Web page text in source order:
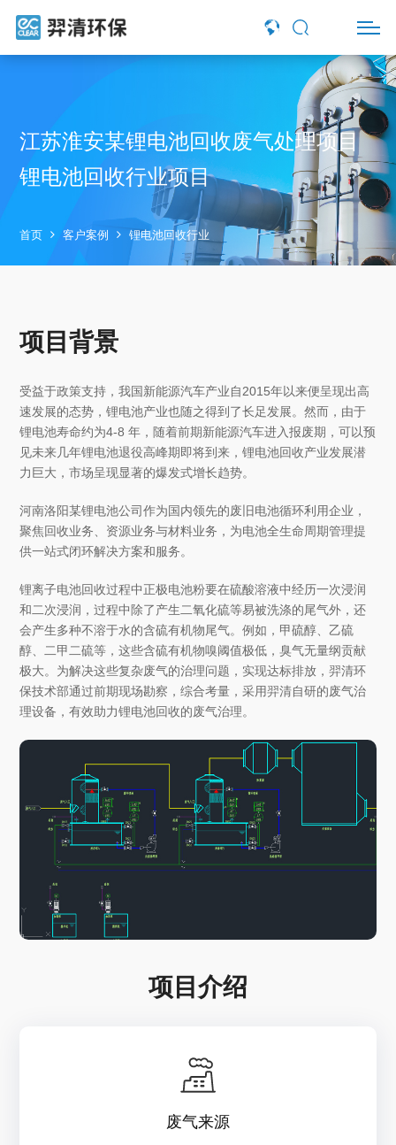
江苏淮安某锂电池回收废气处理项目
锂电池回收行业项目
首页 客户案例 锂电池回收行业
项目背景
受益于政策支持，我国新能源汽车产业自2015年以来便呈现出高
速发展的态势，锂电池产业也随之得到了长足发展。然而，由于
锂电池寿命约为4-8 年，随着前期新能源汽车进入报废期，可以预
见未来几年锂电池退役高峰期即将到来，锂电池回收产业发展潜
力巨大，市场呈现显著的爆发式增长趋势。
河南洛阳某锂电池公司作为国内领先的废旧电池循环利用企业，
聚焦回收业务、资源业务与材料业务，为电池全生命周期管理提
供一站式闭环解决方案和服务。
锂离子电池回收过程中正极电池粉要在硫酸溶液中经历一次浸润
和二次浸润，过程中除了产生二氧化硫等易被洗涤的尾气外，还
会产生多种不溶于水的含硫有机物尾气。例如，甲硫醇、乙硫
醇、二甲二硫等，这些含硫有机物嗅阈值极低，臭气无量纲贡献
极大。为解决这些复杂废气的治理问题，实现达标排放，羿清环
保技术部通过前期现场勘察，综合考量，采用羿清自研的废气治
理设备，有效助力锂电池回收的废气治理。
项目介绍
废气来源